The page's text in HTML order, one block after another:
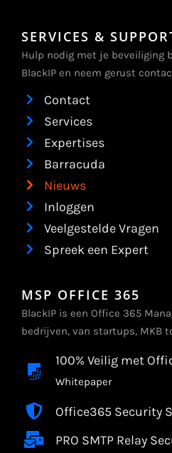
SERVICES &
Hulp nodig met je beveiliging
BlackIP en neem gerust
Contact
Services
Expertises
Barracuda
Nieuws
Inloggen
Veelgestelde Vragen
Spreek een Expert
MSP OFFICE 365
BlackIP is een Office 365
bedrijven, van startups, MKB
100% Veilig met
Whitepaper
Office365 Security
PRO SMTP Relay